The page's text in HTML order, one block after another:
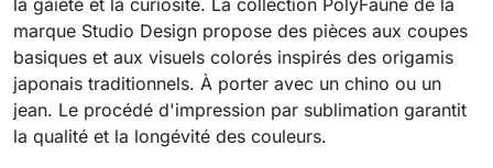
la gaieté et la curiosité. La collection PolyFaune de la
marque Studio Design propose des pièces aux coupes
basiques et aux visuels colorés inspirés des origamis
japonais traditionnels. À porter avec un chino ou un
jean. Le procédé d'impression par sublimation garantit
la qualité et la longévité des couleurs.